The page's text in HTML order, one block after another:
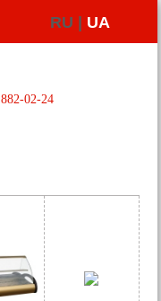
RU | UA
882-02-24